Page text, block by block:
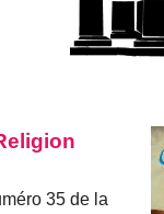
35 de la